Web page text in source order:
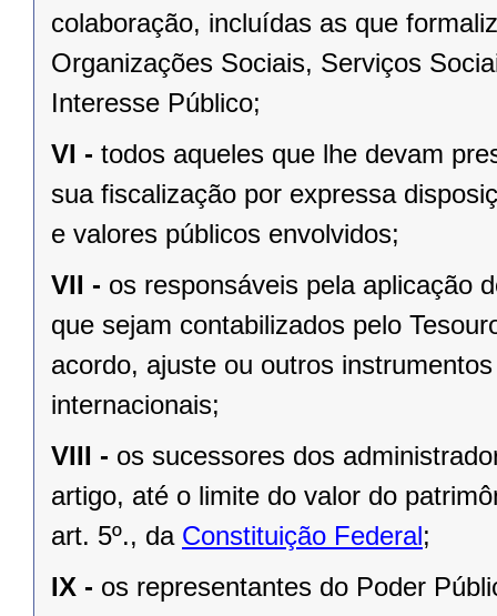
colaboração, incluídas as que
Organizações Sociais, Serviços
Interesse Público;
VI - todos aqueles que lhe devam
sua fiscalização por expressa
e valores públicos envolvidos;
VII - os responsáveis pela aplicação
que sejam contabilizados pelo
acordo, ajuste ou outros
internacionais;
VIII - os sucessores dos
artigo, até o limite do valor do
art. 5º., da Constituição Federal;
IX - os representantes do Poder